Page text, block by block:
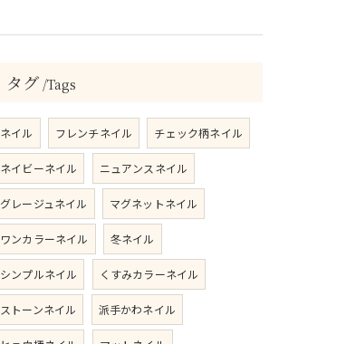
タグ Tags
ネイル フレンチネイル チェック柄ネイル
ネイビーネイル ニュアンスネイル
グレージュネイル マグネットネイル
ワンカラーネイル 冬ネイル
シンプルネイル くすみカラーネイル
ストーンネイル 派手かわネイル